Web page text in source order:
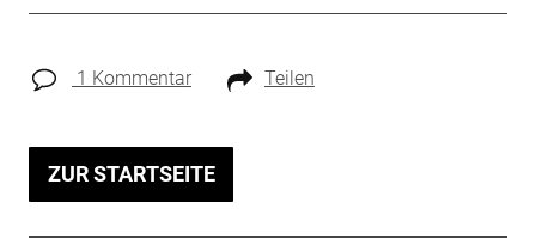
1 Kommentar Teilen
ZUR STARTSEITE